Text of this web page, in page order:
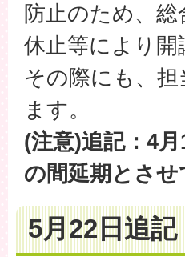
防止のため、
休止等により開
その際にも、
ます。
(注意)追記：4
の間延期とさ
5月22日追記